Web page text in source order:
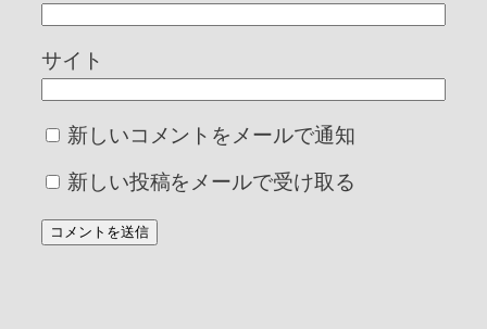
サイト
新しいコメントをメールで通知
新しい投稿をメールで受け取る